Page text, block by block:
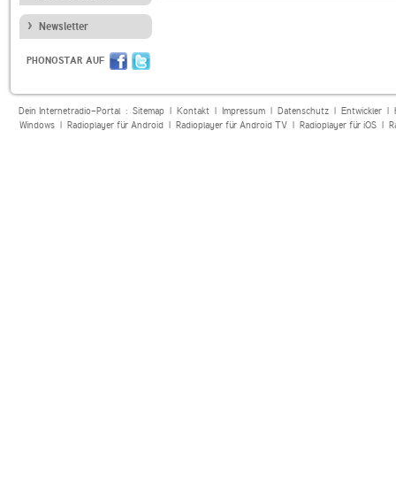
Newsletter
PHONOSTAR AUF
Dein Internetradio-Portal : Sitemap| Kontakt| Impressum| Datenschutz| Entwickler|
Windows| Radioplayer für Android| Radioplayer für Android TV| Radioplayer für iOS|